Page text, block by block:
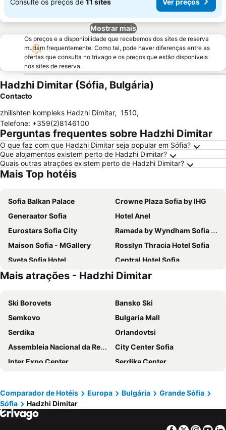
Mostrar mais
Os preços e a disponibilidade que recebemos dos sites de reserva
mudam frequentemente. Como tal, pode haver diferenças entre as
ofertas que consulta no trivago e os preços que estão disponíveis
nos sites de reserva.
Hadzhi Dimitar (Sófia, Bulgária)
Contacto
zhilishten kompleks Hadzhi Dimitar, 1510,
Telefone: +359(2)8146100
Perguntas frequentes sobre Hadzhi Dimitar
O que faz com que Hadzhi Dimitar seja popular em Sófia?
Que alojamentos existem perto de Hadzhi Dimitar?
Quais outras atrações existem perto de Hadzhi Dimitar?
Mais Top hotéis
Sofia Balkan Palace
Crowne Plaza Sofia by IHG
Generaator Sofia
Hotel Anel
Eurostars Sofia City
Ramada by Wyndham Sofia City Center
Maison Sofia - MGallery
Rosslyn Thracia Hotel Sofia
Sveta Sofia Hotel
Central Hotel Sofia
Art Hotel 158
easyHotel Sofia
Art Plaza Hotel
Forum Hotel
ATM Hotel
Hotel Rila Sofia
Best Western Plus Bristol Hotel
Best Western Terminus Hotel
Boutique Hotel Aurora Sofia
Slavyanska Beseda Hotel
Hotel Geneva
Grand Hotel Millennium Sofia
Hotel Akord - Free Parking & Metro Access
Hotel Premier Sofia Airport
Novotel Sofia
Hotel Via Serdika
Mais atrações - Hadzhi Dimitar
Ski Borovets
Bansko Ski
Semkovo
Bulgaria Mall
Serdika
Orlandovtsi
Assembleia Nacional da República
City Center Sofia
Inter Expo Center
Serdika Center
Italian Festival in Bulgaria
Ex Grand Hotel Imperial
Izgrev
Markov konak
Comparador de Hotéis Europa Bulgária
Grande Sófia
Sófia
Hadzhi Dimitar